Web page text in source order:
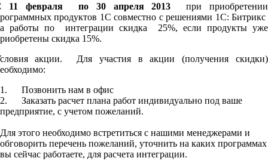
11 февраля по 30 апреля 2013при приобретении
продуктов 1С совместно с решениями 1С: Битрикс
работы по интеграции скидка 25%, если продукты уже
скидка 15%.
акции. Для участия в акции (получения скидки)
1. Позвонить нам в офис
2. Заказать расчет плана работ индивидуально под ваше
предприятие, с учетом пожеланий.
Для этого необходимо встретиться с нашими менеджерами и
обговорить перечень пожеланий, уточнить на каких программах
вы сейчас работаете, для расчета интеграции.